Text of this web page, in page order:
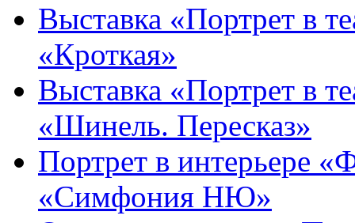
Выставка «Портрет в
«Кроткая»
Выставка «Портрет в
«Шинель. Пересказ»
Портрет в интерьере
«Симфония НЮ»